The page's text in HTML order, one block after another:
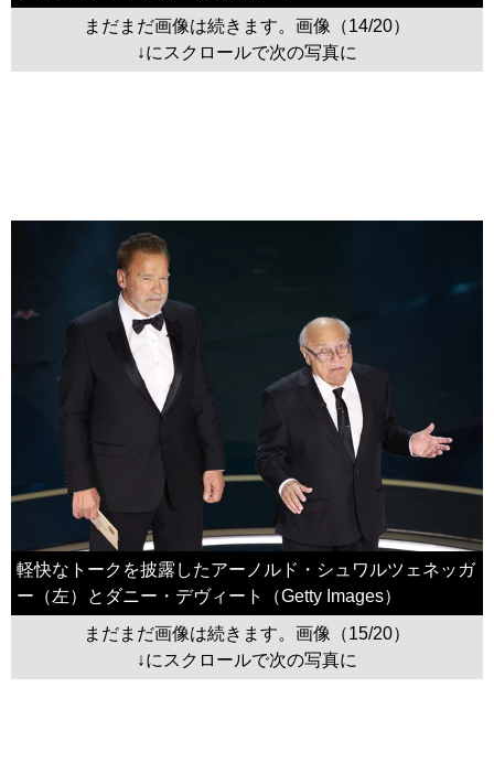
まだまだ画像は続きます。画像（14/20）
↓にスクロールで次の写真に
軽快なトークを披露したアーノルド・シュワルツェネッガ
ー（左）とダニー・デヴィート（Getty Images）
まだまだ画像は続きます。画像（15/20）
↓にスクロールで次の写真に